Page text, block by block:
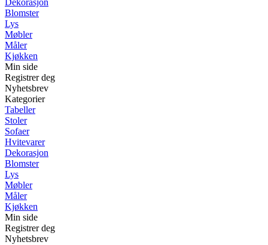
Dekorasjon
Blomster
Lys
Møbler
Måler
Kjøkken
Min side
Registrer deg
Nyhetsbrev
Kategorier
Tabeller
Stoler
Sofaer
Hvitevarer
Dekorasjon
Blomster
Lys
Møbler
Måler
Kjøkken
Min side
Registrer deg
Nyhetsbrev